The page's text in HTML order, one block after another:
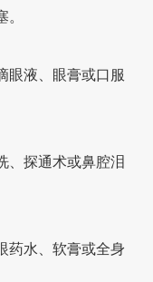
眼液、眼膏或口服
、探通术或鼻腔泪
药水、软膏或全身